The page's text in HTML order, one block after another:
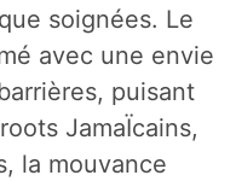
soignées. Le
avec une envie
puisant
JamaÏcains,
la mouvance